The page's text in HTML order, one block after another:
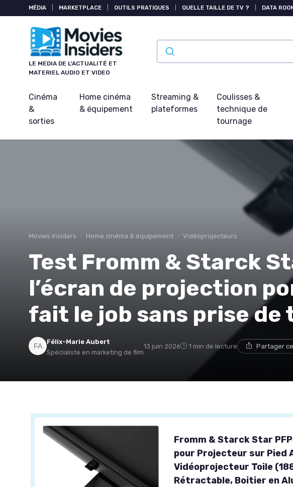
MÉDIA MARKETPLACE OUTILS PRATIQUES QUELLE TAILLE DE TV ? DATA
LE MEDIA DE L'ACTUALITÉ ET
MATERIEL AUDIO ET VIDEO
Cinéma
&
sorties
Home cinéma
& équipement
Streaming &
plateformes
Coulisses &
technique de
tournage
Movies Insiders Home cinéma & équipement Vidéoprojecteurs
Test Fromm & Starck
l’écran de projection
fait le job sans prise de
Félix-Marie Aubert
Spécialiste en marketing de film
13 juin 2026 1 min de lecture Partager
Fromm & Starck Star
pour Projecteur sur
Vidéoprojecteur Toile
Rétractable, Boitier en
Panneau de gestion des cookies